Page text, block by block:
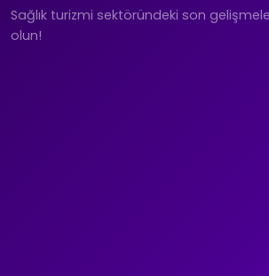
Sağlık turizmi sektöründeki son
olun!